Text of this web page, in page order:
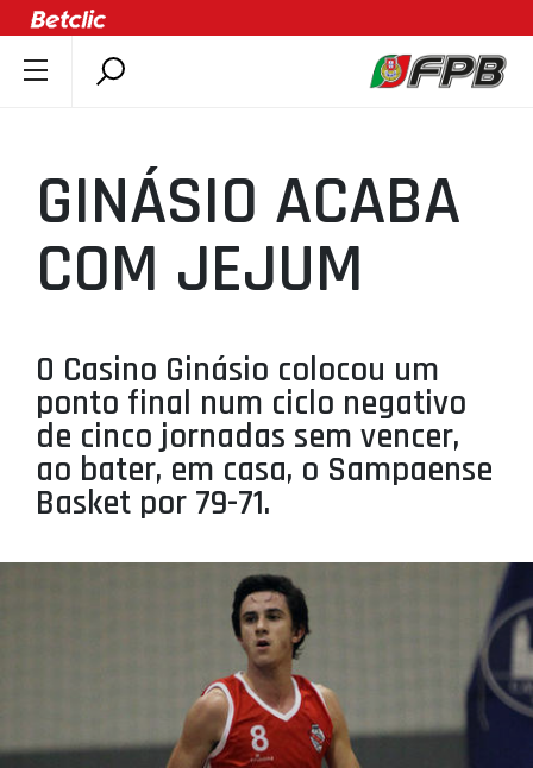
DOCUMENTOS
ÚLTIMAS
COMPETIÇÕES
ASSOCIAÇÕES
AGENTES
AGENDA
SELEÇÕES
MINIBASQUETE
ÁREA TÉCNICA
PROJETOS
LIGA BETCLIC MASCULINA
LIGA BETCLIC FEMININA
GINÁSIO ACABA
COM JEJUM
O Casino Ginásio colocou um
ponto final num ciclo negativo
de cinco jornadas sem vencer,
ao bater, em casa, o Sampaense
Basket por 79-71.